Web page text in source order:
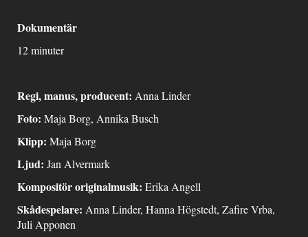
Dokumentär
12 minuter
Regi, manus, producent: Anna Linder
Foto: Maja Borg, Annika Busch
Klipp: Maja Borg
Ljud: Jan Alvermark
Kompositör originalmusik: Erika Angell
Skådespelare: Anna Linder, Hanna Högstedt, Zafire Vrba,
Juli Apponen